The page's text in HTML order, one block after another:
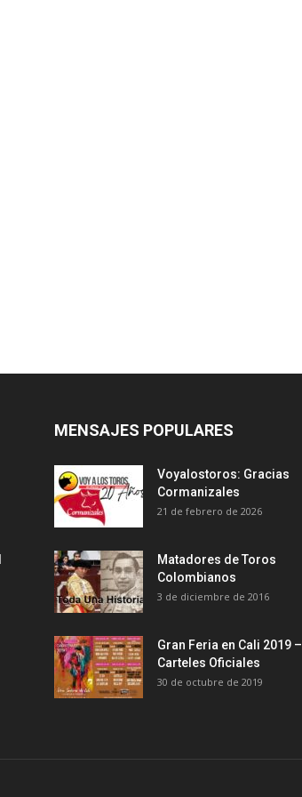
MENSAJES POPULARES
Voyalostoros: Gracias
Cormanizales
21 de febrero de 2026
Matadores de Toros
Colombianos
3 de diciembre de 2016
Gran Feria en Cali 2019 –
Carteles Oficiales
30 de octubre de 2019